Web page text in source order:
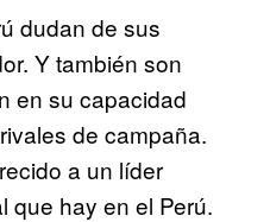
dudan de sus
Y también son
en su capacidad
de campaña.
a un líder
que hay en el Perú.